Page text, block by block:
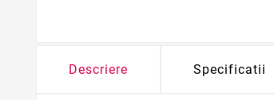
Descriere Specificatii